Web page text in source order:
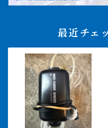
最近チェ